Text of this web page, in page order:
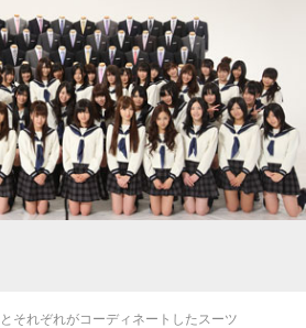
それぞれがコーディネートしたスーツ